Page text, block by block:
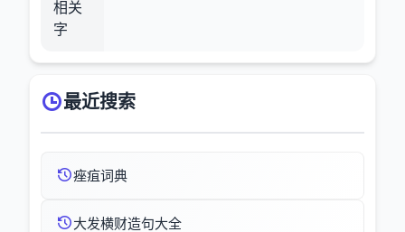
相关
字
最近搜索
痤疽词典
大发横财造句大全